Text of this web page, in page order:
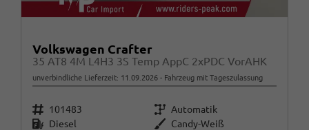
Volkswagen Crafter
35 AT8 4M L4H3 3S Temp AppC 2xPDC VorAHK
unverbindliche Lieferzeit: 11.09.2026 Fahrzeug mit Tageszulassung
Fahrzeugnr. 101483 Getriebe Automatik
Kraftstoff Diesel Außenfarbe
Candy-Weiß